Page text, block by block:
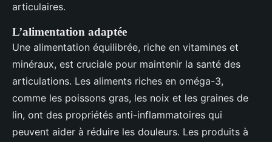
articulaires.
L’alimentation adaptée
Une alimentation équilibrée, riche en vitamines et
minéraux, est cruciale pour maintenir la santé des
articulations. Les aliments riches en oméga-3,
comme les poissons gras, les noix et les graines de
lin, ont des propriétés anti-inflammatoires qui
peuvent aider à réduire les douleurs. Les produits à